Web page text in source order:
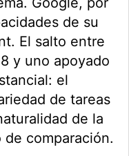
de su
El salto entre
y uno apoyado
el
de tareas
de la
comparación.